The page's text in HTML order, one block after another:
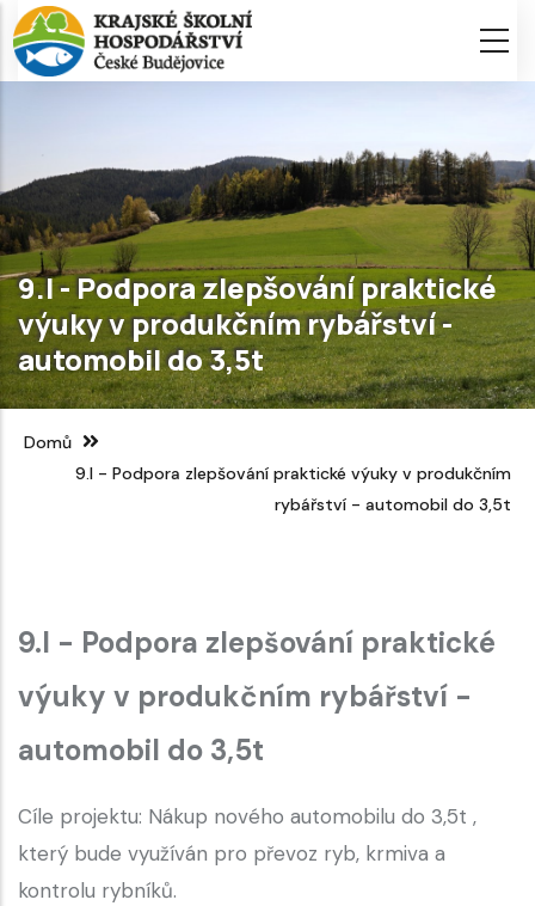
Přejít
9.I - Podpora zlepšování praktické
výuky v produkčním rybářství -
automobil do 3,5t
Domů
9.I - Podpora zlepšování praktické výuky v produkčním
rybářství - automobil do 3,5t
9.I - Podpora zlepšování praktické
výuky v produkčním rybářství -
automobil do 3,5t
Cíle projektu: Nákup nového automobilu do 3,5t ,
který bude využíván pro převoz ryb, krmiva a
kontrolu rybníků.